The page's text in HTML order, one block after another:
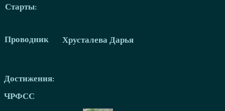
Старты:
Проводник Хрусталева Дарья
Достижения:
ЧРФСС